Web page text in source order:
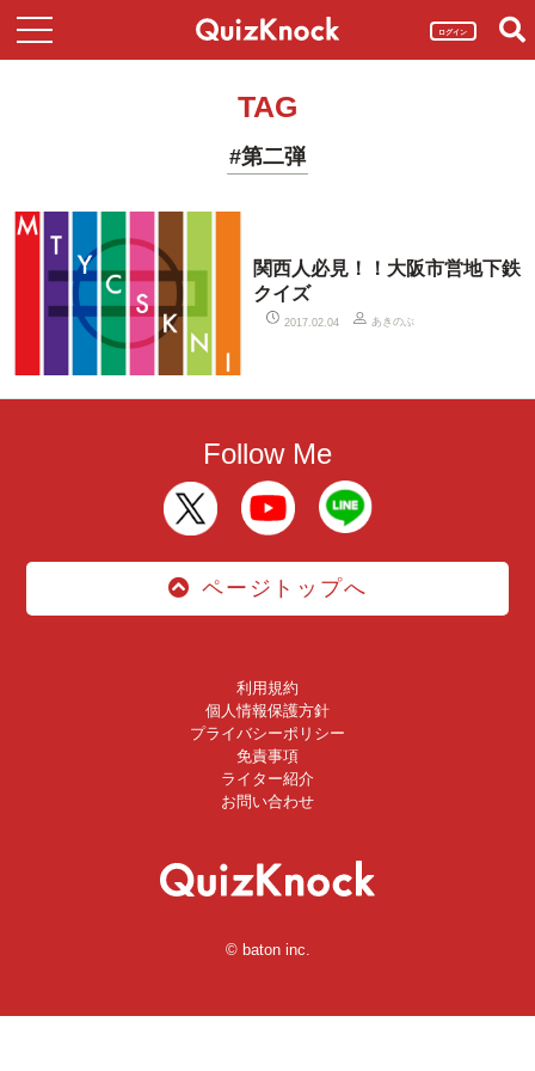
ログイン
TAG
#第二弾
関西人必見！！大阪市営地下鉄
クイズ
2017.02.04 あきのぶ
Follow Me
ページトップへ
利用規約
個人情報保護方針
プライバシーポリシー
免責事項
ライター紹介
お問い合わせ
© baton inc.